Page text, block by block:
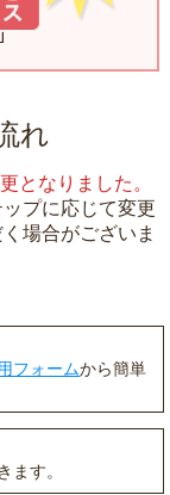
れ
となりました。
プに応じて変更
場合がございま
フォームから簡単
ます。